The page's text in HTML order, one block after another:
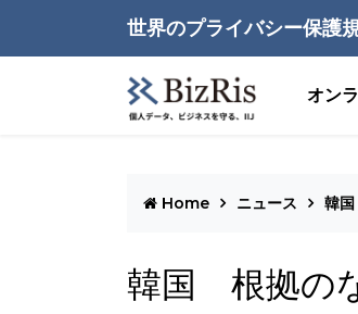
世界のプライバシー保護
オン
Home ニュース 韓
韓国 根拠の